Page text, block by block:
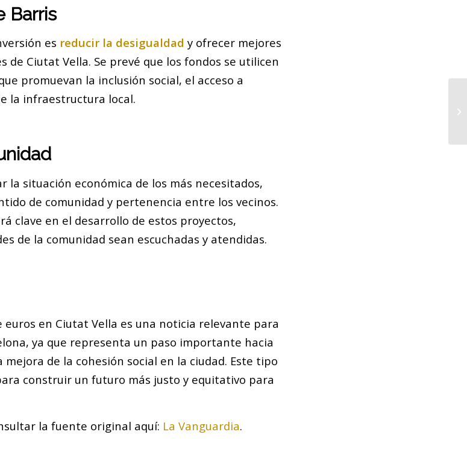
Barris
es reducir la desigualdad y ofrecer mejores
de Ciutat Vella. Se prevé que los fondos se utilicen
promuevan la inclusión social, el acceso a
la infraestructura local.
la situación económica de los más necesitados,
de comunidad y pertenencia entre los vecinos.
clave en el desarrollo de estos proyectos,
de la comunidad sean escuchadas y atendidas.
euros en Ciutat Vella es una noticia relevante para
ya que representa un paso importante hacia
de la cohesión social en la ciudad. Este tipo
construir un futuro más justo y equitativo para
la fuente original aquí: La Vanguardia.